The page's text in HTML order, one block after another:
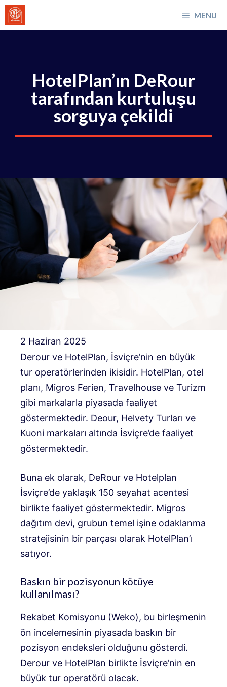
İçeriğe
atla
MENU
HotelPlan’ın DeRour
tarafından kurtuluşu
sorguya çekildi
2 Haziran 2025
Derour ve HotelPlan, İsviçre’nin en büyük
tur operatörlerinden ikisidir. HotelPlan, otel
planı, Migros Ferien, Travelhouse ve Turizm
gibi markalarla piyasada faaliyet
göstermektedir. Deour, Helvety Turları ve
Kuoni markaları altında İsviçre’de faaliyet
göstermektedir.
Buna ek olarak, DeRour ve Hotelplan
İsviçre’de yaklaşık 150 seyahat acentesi
birlikte faaliyet göstermektedir. Migros
dağıtım devi, grubun temel işine odaklanma
stratejisinin bir parçası olarak HotelPlan’ı
satıyor.
Baskın bir pozisyonun kötüye
kullanılması?
Rekabet Komisyonu (Weko), bu birleşmenin
ön incelemesinin piyasada baskın bir
pozisyon endeksleri olduğunu gösterdi.
Derour ve HotelPlan birlikte İsviçre’nin en
büyük tur operatörü olacak.